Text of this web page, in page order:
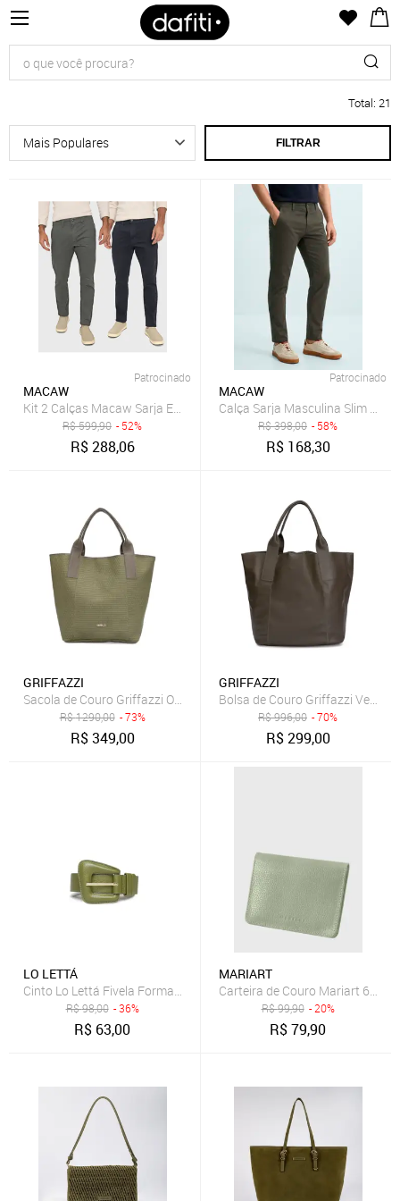
Total: 21
FILTRAR
Patrocinado
MACAW
Kit 2 Calças Macaw Sarja Elastano Insert Verde e Azul Marinho
R$599,90 - 52%
R$288,06
Patrocinado
MACAW
R$398,00 - 58%
R$ 168,30
GRIFFAZZI
Sacola de Couro Griffazzi Oliva
R$1290,00 - 73%
R$349,00
GRIFFAZZI
Bolsa de Couro Griffazzi Verde
R$996,00 - 70%
R$299,00
LO LETTÁ
Cinto Lo Lettá Fivela Formato Diagonal Guiga Verde Militar
R$98,00 - 36%
R$ 63,00
MARIART
Carteira de Couro Mariart
R$99,90 - 20%
R$79,90